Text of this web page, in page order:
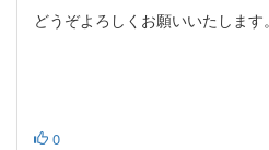
どうぞよろしくお願いいたします。
0